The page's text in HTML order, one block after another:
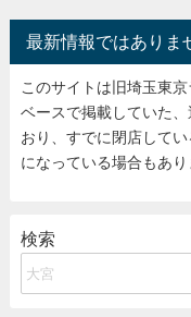
最新情報ではありま
このサイトは旧埼玉東
ベースで掲載していた
おり、すでに閉店して
になっている場合もあ
検索